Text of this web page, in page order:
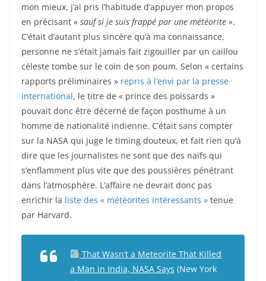
mon mieux, j’ai pris l’habitude d’appuyer mon propos
en précisant « sauf si je suis frappé par une météorite ».
C’était d’autant plus sincère qu’à ma connaissance,
personne ne s’était jamais fait zigouiller par un caillou
céleste tombe sur le coin de son poum. Selon « certains
rapports préliminaires » repris à l’envi par la presse
international, le titre de « prince des poissards »
pouvait donc être décerné de façon posthume à un
homme de nationalité indienne. C’était sans compter
sur la NASA qui juge le timing douteux, et fait rien qu’à
dire que les journalistes ne sont que des naïfs qui
s’enflamment plus vite que des poussières pénétrant
dans l’atmosphère. L’affaire ne devrait donc pas
enrichir la liste des « météorites intéressants » tenue
par Harvard.
That Wasn’t a Meteorite That Killed
a Man in India, NASA Says (New York